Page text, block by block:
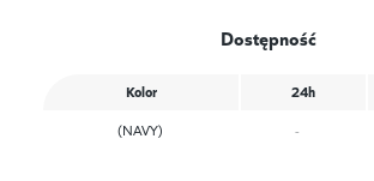
Dostępność
Kolor 24h
(NAVY)
-